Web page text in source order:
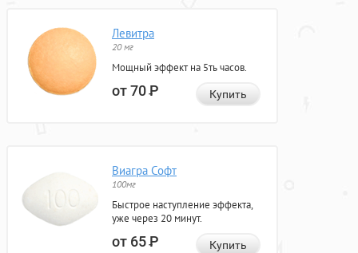
Левитра
20 мг
Мощный эффект на 5ть часов.
от 70Р Купить
Виагра Софт
100мг
Быстрое наступление эффекта,
уже через 20 минут.
от 65Р Купить